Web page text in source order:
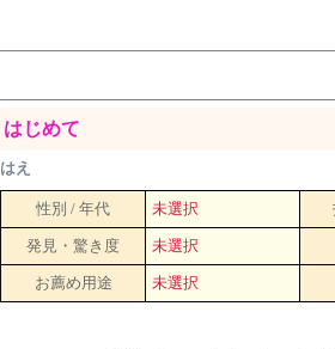
はじめて
はえ
性別 / 年代 未選択
発見・驚き度 未選択
お薦め用途 未選択